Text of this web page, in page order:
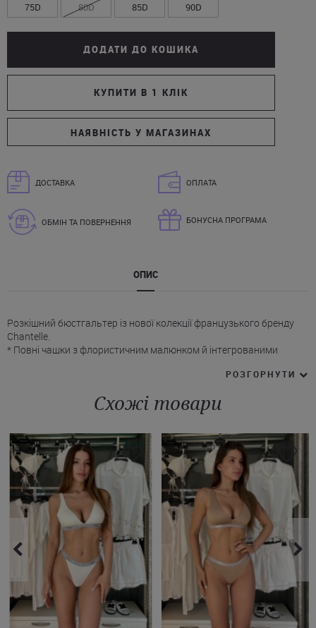
75D 80D 85D 90D
ДОДАТИ ДО КОШИКА
КУПИТИ В 1 КЛІК
НАЯВНІСТЬ У МАГАЗИНАХ
ДОСТАВКА ОПЛАТА
ОБМІН ТА ПОВЕРНЕННЯ БОНУСНА ПРОГРАМА
ОПИС
Розкішний бюстгальтер із нової колекції французького бренду
Chantelle.
* Повні чашки з флористичним малюнком й інтегрованими
цьому максимально зручними завдяки відсутності бокових
* Тонкі регульовані бретелі дозволяють легко адаптувати
* Ззаду бюстгальтер Шанталь фіксується за допомогою
триступеневого регулювання на два гачки.
Особливу увагу привертають прозорі бічні елементи та повністю
прозора задня частина. Завершальний штрих - декоративні
елементи золотого кольору між чашками. Купити пудровий
бюстгальтер Chantelle на сайті нашого магазину можна в
комплекті із трусиками цього ж бренду. Ми допоможемо
оформити доставку по Києву та в інші міста України.
РОЗГОРНУТИ
Схожі товари